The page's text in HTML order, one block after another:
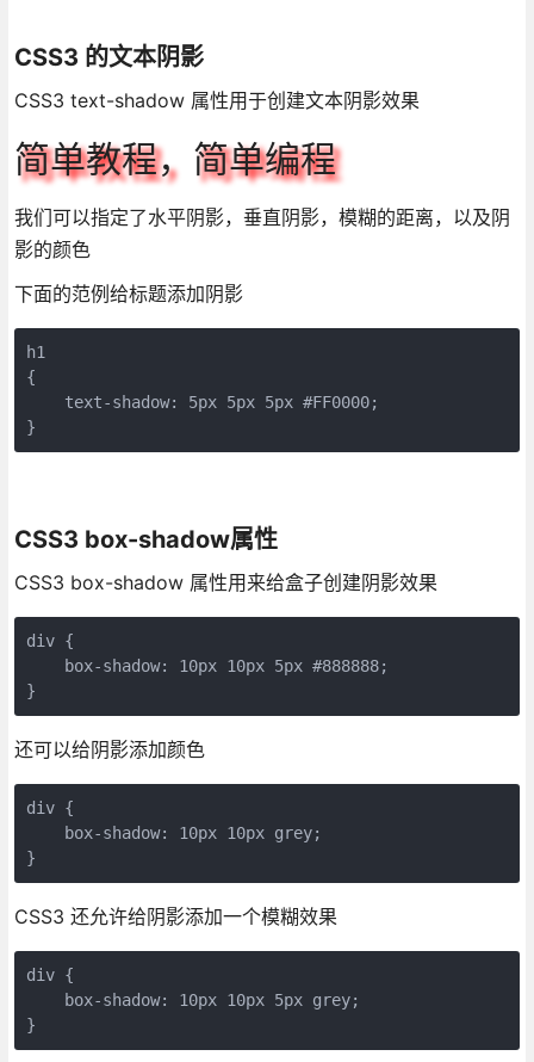
CSS3 的文本阴影
CSS3 text-shadow 属性用于创建文本阴影效果
简单教程，简单编程
我们可以指定了水平阴影，垂直阴影，模糊的距离，以及阴
影的颜色
下面的范例给标题添加阴影
h1
{
    text-shadow: 5px 5px 5px #FF0000;
CSS3 box-shadow属性
CSS3 box-shadow 属性用来给盒子创建阴影效果
div {
    box-shadow: 10px 10px 5px #888888;
}
还可以给阴影添加颜色
div {
    box-shadow: 10px 10px grey;
}
CSS3 还允许给阴影添加一个模糊效果
div {
    box-shadow: 10px 10px 5px grey;